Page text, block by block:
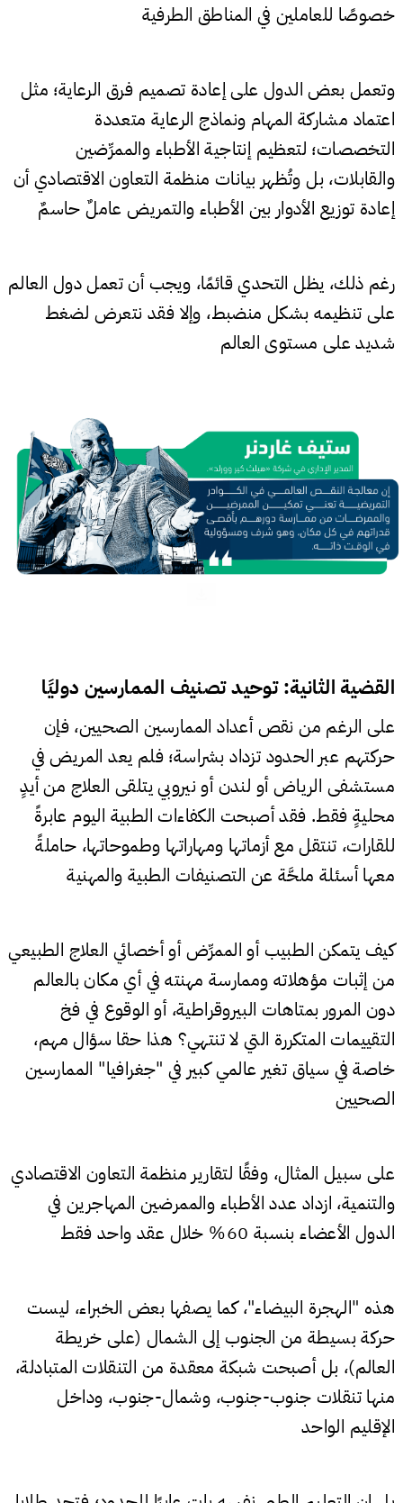
خصوصًا للعاملين في المناطق الطرفية
وتعمل بعض الدول على إعادة تصميم فرق الرعاية؛ مثل
اعتماد مشاركة المهام ونماذج الرعاية متعددة
التخصصات؛ لتعظيم إنتاجية الأطباء والممرِّضين
والقابلات، بل وتُظهر بيانات منظمة التعاون الاقتصادي أن
إعادة توزيع الأدوار بين الأطباء والتمريض عاملٌ حاسمٌ
رغم ذلك، يظل التحدي قائمًا، ويجب أن تعمل دول العالم
على تنظيمه بشكل منضبط، وإلا فقد نتعرض لضغط
شديد على مستوى العالم
القضية الثانية: توحيد تصنيف الممارسين دوليًا
على الرغم من نقص أعداد الممارسين الصحيين، فإن
حركتهم عبر الحدود تزداد بشراسة؛ فلم يعد المريض في
مستشفى الرياض أو لندن أو نيروبي يتلقى العلاج من أيدٍ
محليةٍ فقط. فقد أصبحت الكفاءات الطبية اليوم عابرةً
للقارات، تنتقل مع أزماتها ومهاراتها وطموحاتها، حاملةً
معها أسئلة ملحَّة عن التصنيفات الطبية والمهنية
كيف يتمكن الطبيب أو الممرِّض أو أخصائي العلاج الطبيعي
من إثبات مؤهلاته وممارسة مهنته في أي مكان بالعالم
دون المرور بمتاهات البيروقراطية، أو الوقوع في فخ
التقييمات المتكررة التي لا تنتهي؟ هذا حقا سؤال مهم،
خاصة في سياق تغير عالمي كبير في "جغرافيا" الممارسين
الصحيين
على سبيل المثال، وفقًا لتقارير منظمة التعاون الاقتصادي
والتنمية، ازداد عدد الأطباء والممرضين المهاجرين في
الدول الأعضاء بنسبة 60% خلال عقد واحد فقط
هذه "الهجرة البيضاء"، كما يصفها بعض الخبراء، ليست
حركة بسيطة من الجنوب إلى الشمال (على خريطة
العالم)، بل أصبحت شبكة معقدة من التنقلات المتبادلة،
منها تنقلات جنوب-جنوب، وشمال-جنوب، وداخل
الإقليم الواحد